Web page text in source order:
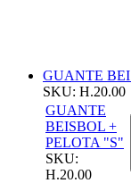
GUANTE
SKU: H.20.00
GUANTE
BEISBOL +
PELOTA "S"
SKU:
H.20.00